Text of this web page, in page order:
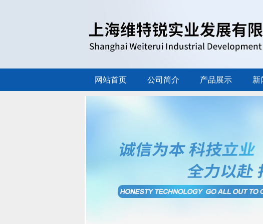
网站首页 公司简介 产品展示 新